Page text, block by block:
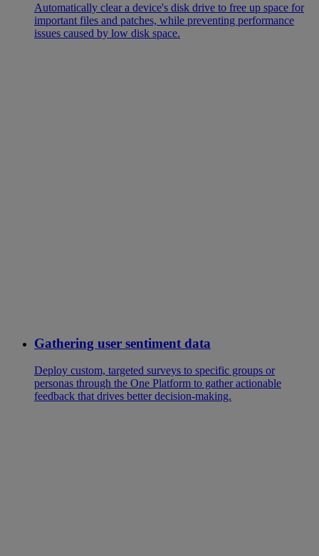
Automatically clear a device's disk drive to free up space for
important files and patches, while preventing performance
issues caused by low disk space.
Gathering user sentiment data
Deploy custom, targeted surveys to specific groups or
personas through the One Platform to gather actionable
feedback that drives better decision-making.